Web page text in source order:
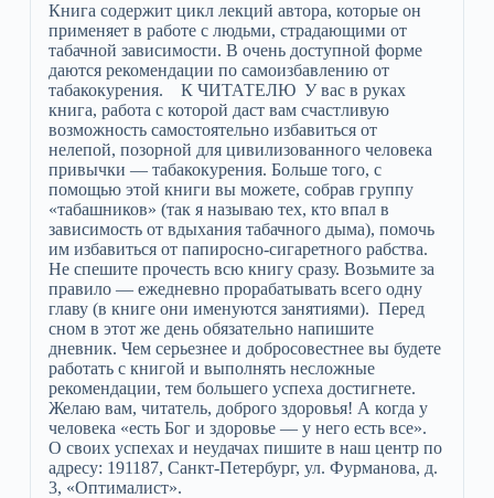
Книга содержит цикл лекций автора, которые он
применяет в работе с людьми, страдающими от
табачной зависимости. В очень доступной форме
даются рекомендации по самоизбавлению от
табакокурения. К ЧИТАТЕЛЮ У вас в руках
книга, работа с которой даст вам счастливую
возможность самостоятельно избавиться от
нелепой, позорной для цивилизованного человека
привычки — табакокурения. Больше того, с
помощью этой книги вы можете, собрав группу
«табашников» (так я называю тех, кто впал в
зависимость от вдыхания табачного дыма), помочь
им избавиться от папиросно-сигаретного рабства.
Не спешите прочесть всю книгу сразу. Возьмите за
правило — ежедневно прорабатывать всего одну
главу (в книге они именуются занятиями). Перед
сном в этот же день обязательно напишите
дневник. Чем серьезнее и добросовестнее вы будете
работать с книгой и выполнять несложные
рекомендации, тем большего успеха достигнете.
Желаю вам, читатель, доброго здоровья! А когда у
человека «есть Бог и здоровье — у него есть все».
О своих успехах и неудачах пишите в наш центр по
адресу: 191187, Санкт-Петербург, ул. Фурманова, д.
3, «Оптималист».